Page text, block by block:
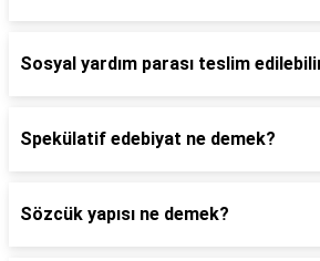
Sosyal yardım parası teslim
Spekülatif edebiyat ne demek?
Sözcük yapısı ne demek?